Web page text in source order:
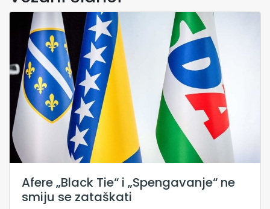
Afere „Black Tie“ i „Spengavanje“ ne
smiju se zataškati